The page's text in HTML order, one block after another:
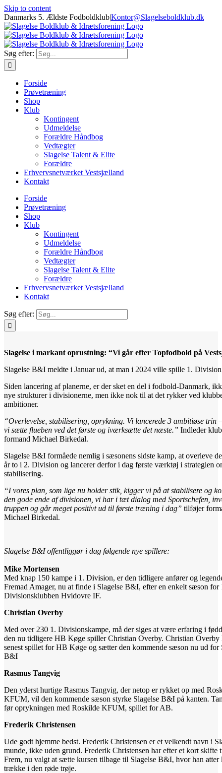
Skip to content
Danmarks 5. Ældste Fodboldklub|Kontor@Slagelseboldklub.dk
Søg efter:
Forside
Prøvetræning
Shop
Klub
Kontingent
Udmeldelse
Forældre Håndbog
Vedtægter
Slagelse Talent & Elite
Forældre
Erhvervsnetværket Vestsjælland
Kontakt
Forside
Prøvetræning
Shop
Klub
Kontingent
Udmeldelse
Forældre Håndbog
Vedtægter
Slagelse Talent & Elite
Forældre
Erhvervsnetværket Vestsjælland
Kontakt
Søg efter:
Slagelse i markant oprustning: “Vi går efter Topfodbold på
Slagelse B&I meldte i Januar ud, at man i 2024 ville spille 1.
Siden lancering af planerne, er der sket en del i fodbold-Danmark,
nye strukturer i divisionerne, men ikke nok til at det rykker ved
ambitioner.
“Overlevelse, stabilisering, oprykning. Vi lancerede 3 ambitiøse trin
vi sætte flueben ved det første og iværksætte det næste.” Indleder
formand Michael Birkedal.
Slagelse B&I formåede nemlig i sæsonens sidste kamp, at overleve
år to i 2. Division og lancerer derfor i dag første værktøj i strategien
stabilisering.
“I vores plan, som lige nu holder stik, kigger vi på at stabilisere og
den gode ende af divisionen, vi har i tæt dialog med Sportschefen,
truppen og går meget positivt ud til første træning i dag” tilføjer
Michael Birkedal.
Slagelse B&I offentliggør i dag følgende nye spillere:
Mike Mortensen
Med knap 150 kampe i 1. Division, er den tidligere anfører og
Fremad Amager, nu at finde i Slagelse B&I, efter en enkelt sæson for
Divisionsklubben Hvidovre IF.
Christian Overby
Med over 230 1. Divisionskampe, må der siges at være erfaring i
den nu tidligere HB Køge spiller Christian Overby. Christian Overby
senest spillet for HB Køge og sætter den kommende sæson nu ud for
B&I
Rasmus Tangvig
Den yderst hurtige Rasmus Tangvig, der netop er rykket op med
KFUM, vil den kommende sæson styrke Slagelse B&I på kanten.
før oprykningen med Roskilde KFUM, spillet for AB.
Frederik Christensen
Ude godt hjemme bedst. Frederik Christensen er et velkendt navn i
munde, ikke uden grund. Frederik Christensen har efter et kort skifte
Frem, nu valgt at sætte kursen tilbage til Slagelse B&I, hvor han atter
trække i den røde trøje.